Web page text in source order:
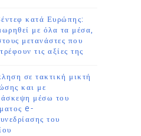
κατά Ευρώπης:
με όλα τα μέσα,
μετανάστες που
τις αξίες της
σε τακτική μικτή
και με
μέσω του
e-
του